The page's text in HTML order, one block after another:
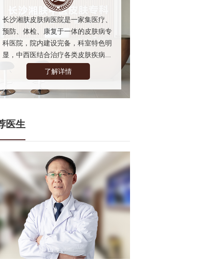
长沙湘肤皮肤病医院是一家集医疗、
预防、体检、康复于一体的皮肤病专
科医院，院内建设完备，科室特色明
显，中西医结合治疗各类皮肤疾病...
了解详情
医生